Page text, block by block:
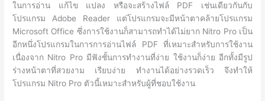
ในการอ่าน แก้ไข แปลง หรือจะสร้างไฟล์ PDF เช่นเดียวกันกับ
โปรแกรม Adobe Reader แต่โปรแกรมจะมีหน้าตาคล้ายโปรแกรม
Microsoft Office ซึ่งการใช้งานก็สามารถทำได้ไม่ยาก Nitro Pro เป็น
อีกหนึ่งโปรแกรมในการการอ่านไฟล์ PDF ที่เหมาะสำหรับการใช้งาน
เนื่องจาก Nitro Pro มีฟังชั้นการทำงานที่ง่าย ใช้งานก็ง่าย อีกทั้งมีรูป
ร่างหน้าตาที่สวยงาม เรียบง่าย ทำงานได้อย่างรวดเร็ว จึงทำให้
โปรแกรม Nitro Pro ตัวนี้เหมาะสำหรับผู้ที่ชอบใช้งาน